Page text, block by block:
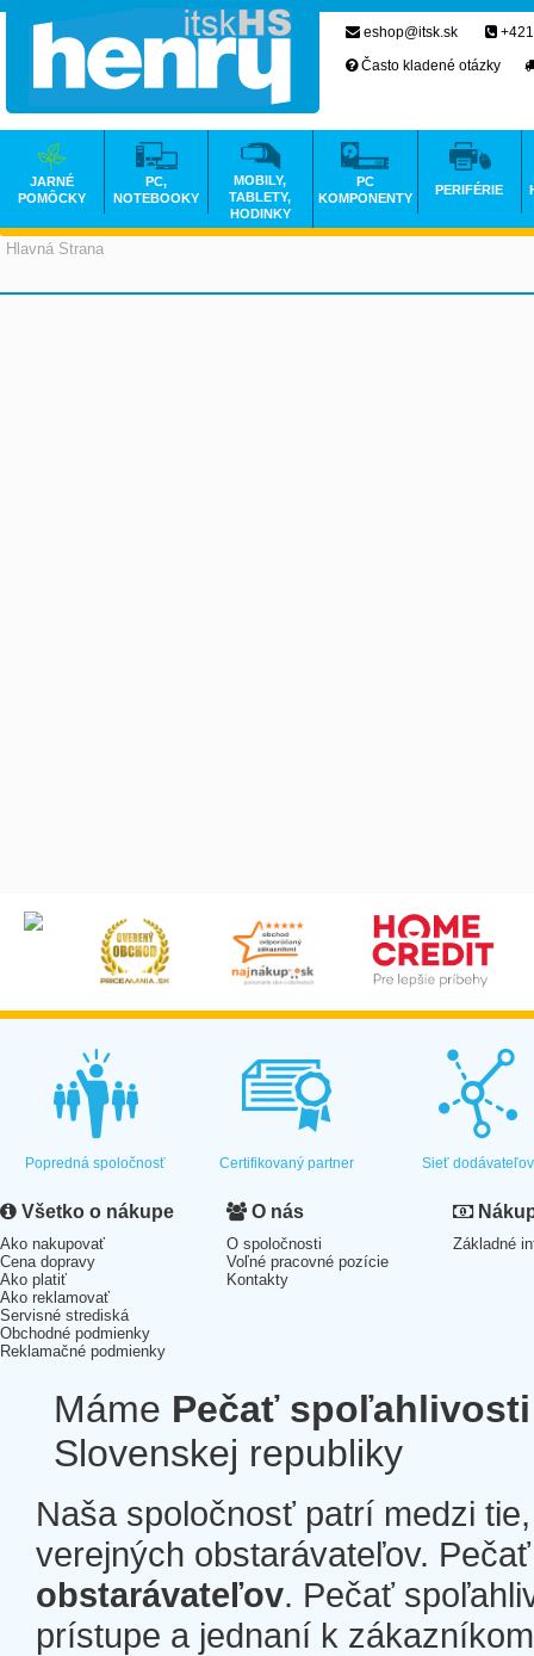
Hlavná Strana
eshop@itsk.sk
Často kladené otázky
JARNÉ
POMÔCKY
PC,
NOTEBOOKY
MOBILY,
TABLETY,
HODINKY
PC
KOMPONENTY
PERIFÉRIE
Popredná spoločnosť Certifikovaný partner Sieť dodávateľov
Všetko o nákupe
Ako nakupovať
Cena dopravy
Ako platiť
Ako reklamovať
Servisné strediská
Obchodné podmienky
Reklamačné podmienky
O nás
O spoločnosti
Voľné pracovné pozície
Kontakty
Základné
Máme Pečať spoľahlivosti
Slovenskej republiky
Naša spoločnosť patrí medzi
verejných obstarávateľov.
obstarávateľov. Pečať
prístupe a jednaní k